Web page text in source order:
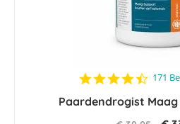
4.5
rating
171
Paardendrogist